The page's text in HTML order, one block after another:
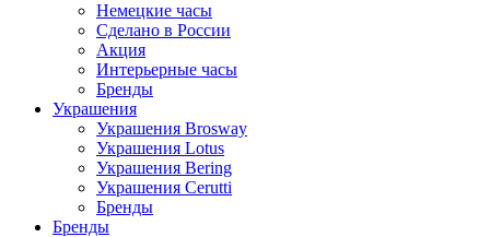
Немецкие часы
Сделано в России
Акция
Интерьерные часы
Бренды
Украшения
Украшения Brosway
Украшения Lotus
Украшения Bering
Украшения Cerutti
Бренды
Бренды